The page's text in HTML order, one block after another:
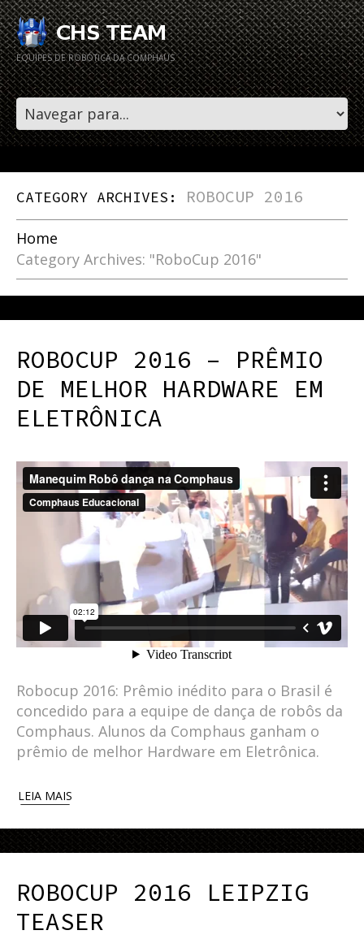
EQUIPES DE ROBÓTICA DA COMPHAUS
CATEGORY ARCHIVES: ROBOCUP 2016
Home
Category Archives: "RoboCup 2016"
ROBOCUP 2016 – PRÊMIO
DE MELHOR HARDWARE EM
ELETRÔNICA
Robocup 2016: Prêmio inédito para o Brasil é
concedido para a equipe de dança de robôs da
Comphaus. Alunos da Comphaus ganham o
prêmio de melhor Hardware em Eletrônica.
LEIA MAIS
ROBOCUP 2016 LEIPZIG
TEASER